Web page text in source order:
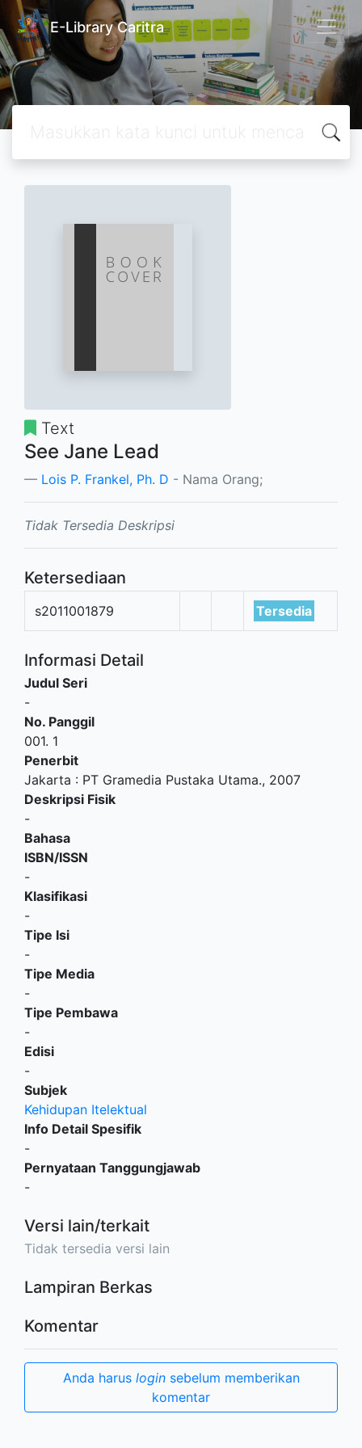
E-Library Caritra
Text
See Jane Lead
Lois P. Frankel, Ph. D - Nama Orang;
Tidak Tersedia Deskripsi
Ketersediaan
s2011001879 Tersedia
Informasi Detail
Judul Seri
-
No. Panggil
001. 1
Penerbit
Jakarta : PT Gramedia Pustaka Utama., 2007
Deskripsi Fisik
-
Bahasa
ISBN/ISSN
-
Klasifikasi
-
Tipe Isi
-
Tipe Media
-
Tipe Pembawa
-
Edisi
-
Subjek
Kehidupan Itelektual
Info Detail Spesifik
-
Pernyataan Tanggungjawab
-
Versi lain/terkait
Tidak tersedia versi lain
Lampiran Berkas
Komentar
Anda harus loginsebelum memberikan
komentar